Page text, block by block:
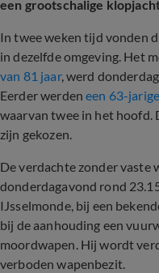
een grootschalige
In twee weken tijd vonden
in dezelfde omgeving. Het
van 81 jaar, werd
Eerder werdeneen 63-
waarvan twee in het hoofd.
zijn gekozen.
De verdachte zonder
donderdagavond rond
IJsselmonde, bij een
bij de aanhouding een
moordwapen. Hij wordt
verboden wapenbezit.